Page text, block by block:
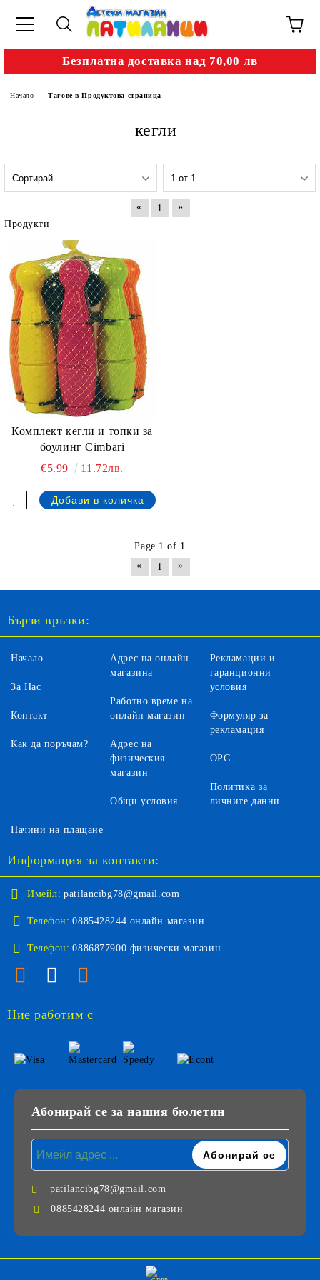
Безплатна доставка над 70,00 лв
Начало Тагове в Продуктова страница
кегли
« 1
»
Продукти
Комплект кегли и топки за
боулинг Cimbari
€5.99
11.72лв.
Page 1 of 1
«
1 »
Бързи връзки:
Начало
За Нас
Контакт
Как да поръчам?
Адрес на онлайн
магазина
Работно време на
онлайн магазин
Адрес на
физическия
магазин
Общи условия
Рекламации и
гаранционни
условия
Формуляр за
рекламация
ОРС
Политика за
личните данни
Начини на плащане
Информация за контакти:
Имейл: patilancibg78@gmail.com
Телефон: 0885428244 онлайн магазин
Телефон: 0886877900 физически магазин
Ние работим с
Абонирай се за нашия бюлетин
patilancibg78@gmail.com
0885428244 онлайн магазин